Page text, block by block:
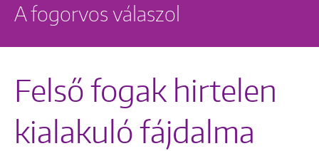
A fogorvos válaszol
Felső fogak hirtelen
kialakuló fájdalma